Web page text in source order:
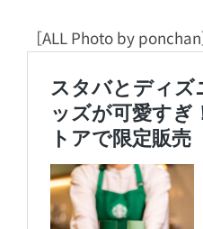
［ALL Photo by ponchan